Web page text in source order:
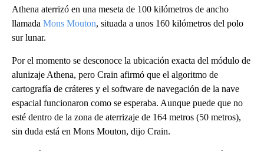
Athena aterrizó en una meseta de 100 kilómetros de ancho
llamada Mons Mouton, situada a unos 160 kilómetros del polo
sur lunar.
Por el momento se desconoce la ubicación exacta del módulo de
alunizaje Athena, pero Crain afirmó que el algoritmo de
cartografía de cráteres y el software de navegación de la nave
espacial funcionaron como se esperaba. Aunque puede que no
esté dentro de la zona de aterrizaje de 164 metros (50 metros),
sin duda está en Mons Mouton, dijo Crain.